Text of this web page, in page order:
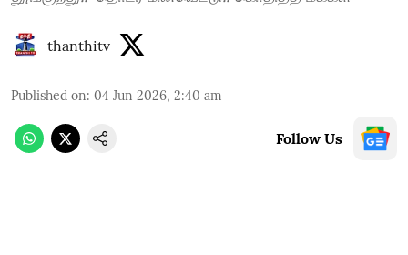
thanthitv
Published on: 04 Jun 2026, 2:40 am
Follow Us